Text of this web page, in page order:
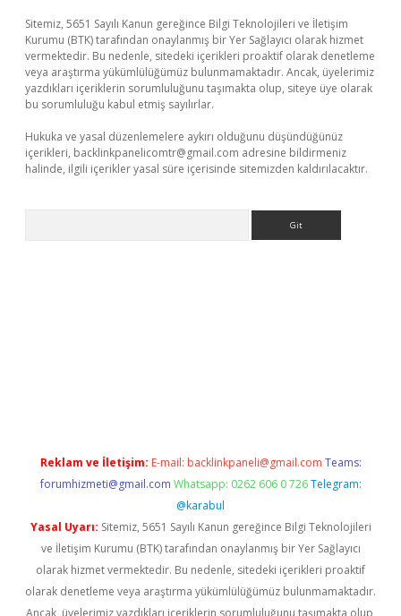
Sitemiz, 5651 Sayılı Kanun gereğince Bilgi Teknolojileri ve İletişim
Kurumu (BTK) tarafından onaylanmış bir Yer Sağlayıcı olarak hizmet
vermektedir. Bu nedenle, sitedeki içerikleri proaktif olarak denetleme
veya araştırma yükümlülüğümüz bulunmamaktadır. Ancak, üyelerimiz
yazdıkları içeriklerin sorumluluğunu taşımakta olup, siteye üye olarak
bu sorumluluğu kabul etmiş sayılırlar.
Hukuka ve yasal düzenlemelere aykırı olduğunu düşündüğünüz
içerikleri, backlinkpanelicomtr@gmail.com adresine bildirmeniz
halinde, ilgili içerikler yasal süre içerisinde sitemizden kaldırılacaktır.
Reklam ve İletişim: E-mail: backlinkpaneli@gmail.com Teams:
forumhizmeti@gmail.com Whatsapp: 0262 606 0 726 Telegram:
@karabul
Yasal Uyarı: Sitemiz, 5651 Sayılı Kanun gereğince Bilgi Teknolojileri
ve İletişim Kurumu (BTK) tarafından onaylanmış bir Yer Sağlayıcı
olarak hizmet vermektedir. Bu nedenle, sitedeki içerikleri proaktif
olarak denetleme veya araştırma yükümlülüğümüz bulunmamaktadır.
Ancak, üyelerimiz yazdıkları içeriklerin sorumluluğunu taşımakta olup,